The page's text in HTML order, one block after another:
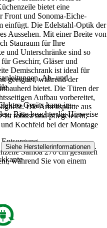
Ab- und
Geräts kann im
Bitte beachte die Hinweise
bietet eine
Front und Sonoma-Eiche-
einfügt. Die Edelstahl-Optik der
Aussehen. Mit einer Breite von
Stauraum für Ihre
und Unterschränke sind so
Geschirr, Gläser und
Demischrank ist ideal für
geeignet, während der
bietet. Die Türen der
Aufbau vorbereitet,
Die Arbeitsplatte aus
ist robust und pflegeleicht,
Kochfeld bei der Montage
Samoa 270 cm gestalten
während Sie von einem
Siehe Herstellerinformationen .